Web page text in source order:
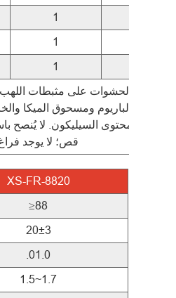
1
1
1
الباريوم ومسحوق الميكا
محتوى السيليكون. لا يُنصح
قص؛ لا يوجد
XS-FR-8820
≥88
20±3
.01.0
1.5~1.7